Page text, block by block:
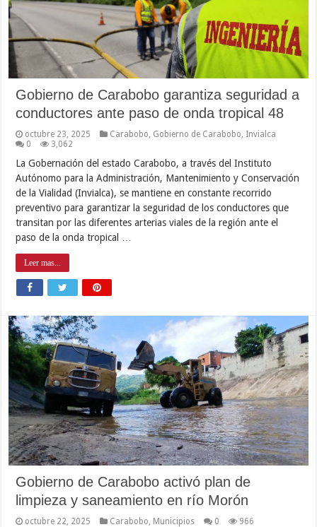
Gobierno de Carabobo garantiza seguridad a
conductores ante paso de onda tropical 48
octubre 23, 2025 Carabobo, Gobierno de Carabobo, Invialca
0
3,062
La Gobernación del estado Carabobo, a través del Instituto
Autónomo para la Administración, Mantenimiento y Conservación
de la Vialidad (Invialca), se mantiene en constante recorrido
preventivo para garantizar la seguridad de los conductores que
transitan por las diferentes arterias viales de la región ante el
paso de la onda tropical …
Leer mas...
Gobierno de Carabobo activó plan de
limpieza y saneamiento en río Morón
octubre 22, 2025 Carabobo Municipios 0 966